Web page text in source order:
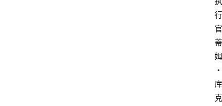
行
官
蒂
姆
・
库
克